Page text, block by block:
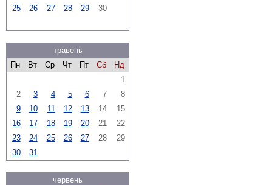
25
26 27 28 29 30
травень
Пн
Вт Ср Чт Пт Сб
Нд
1
2
3 4 5 6 7
8
9
10 11 12 13 14
15
16
17 18 19 20 21
22
23
24 25 26 27 28
29
30
31
червень